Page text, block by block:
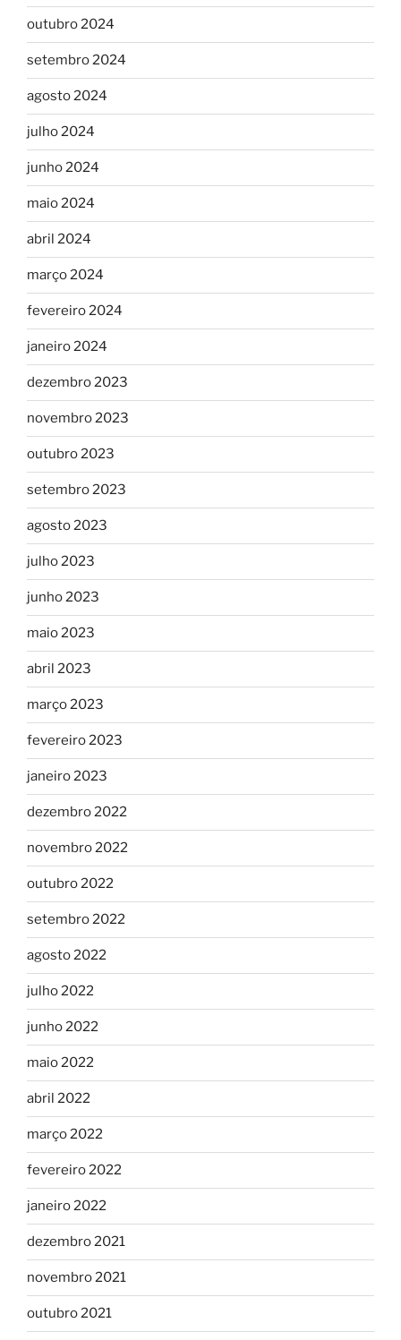
outubro 2024
setembro 2024
agosto 2024
julho 2024
junho 2024
maio 2024
abril 2024
março 2024
fevereiro 2024
janeiro 2024
dezembro 2023
novembro 2023
outubro 2023
setembro 2023
agosto 2023
julho 2023
junho 2023
maio 2023
abril 2023
março 2023
fevereiro 2023
janeiro 2023
dezembro 2022
novembro 2022
outubro 2022
setembro 2022
agosto 2022
julho 2022
junho 2022
maio 2022
abril 2022
março 2022
fevereiro 2022
janeiro 2022
dezembro 2021
novembro 2021
outubro 2021